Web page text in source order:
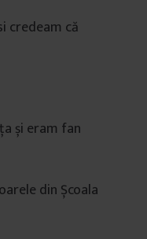
credeam că
și eram fan
din Școala